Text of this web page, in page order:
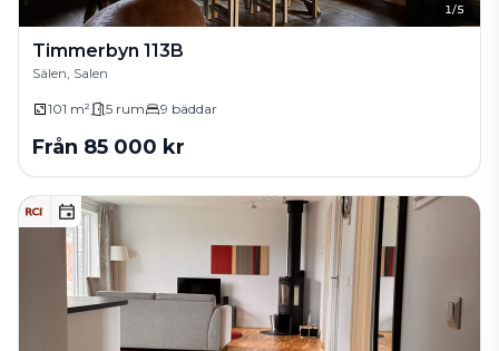
1/5
Timmerbyn 113B
Sälen, Salen
101 m² 5 rum 9 bäddar
Från 85 000 kr